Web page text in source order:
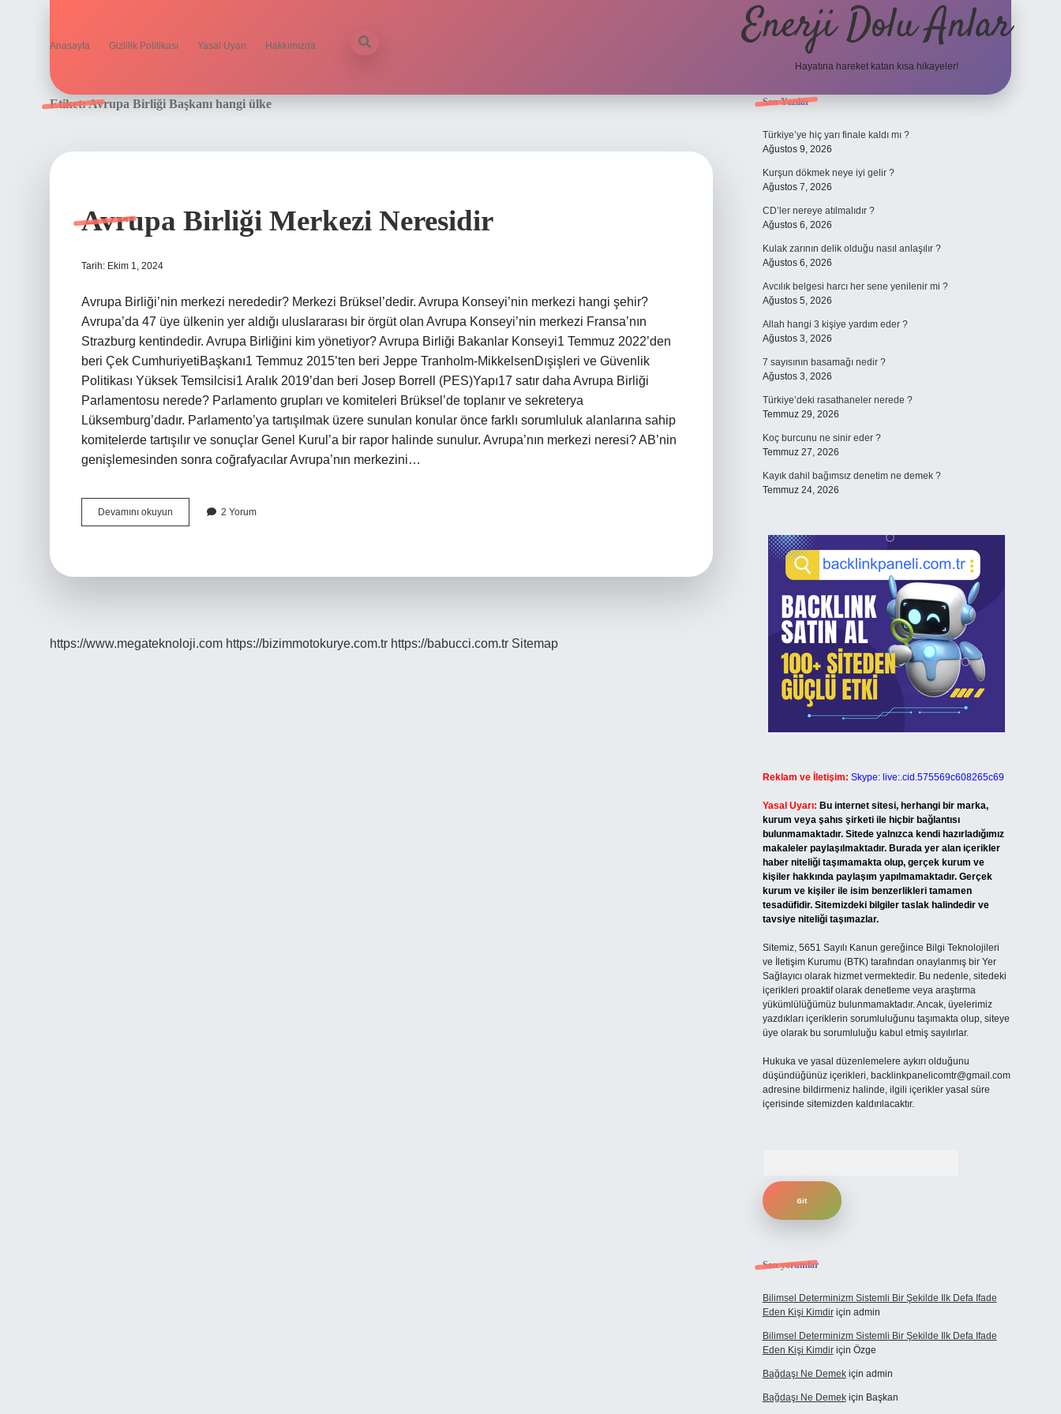
Anasayfa Gizlilik Politikası Yasal Uyarı Hakkımızda Enerji Dolu Anlar
Hayatına hareket katan kısa hikayeler!
Etiket:Avrupa Birliği Başkanı hangi ülke
Avrupa Birliği Merkezi Neresidir
Tarih: Ekim 1, 2024
Avrupa Birliği’nin merkezi nerededir? Merkezi Brüksel’dedir. Avrupa Konseyi’nin merkezi hangi şehir?
Avrupa’da 47 üye ülkenin yer aldığı uluslararası bir örgüt olan Avrupa Konseyi’nin merkezi Fransa’nın
Strazburg kentindedir. Avrupa Birliğini kim yönetiyor? Avrupa Birliği Bakanlar Konseyi1 Temmuz 2022’den
beri Çek CumhuriyetiBaşkanı1 Temmuz 2015’ten beri Jeppe Tranholm-MikkelsenDışişleri ve Güvenlik
Politikası Yüksek Temsilcisi1 Aralık 2019’dan beri Josep Borrell (PES)Yapı17 satır daha Avrupa Birliği
Parlamentosu nerede? Parlamento grupları ve komiteleri Brüksel’de toplanır ve sekreterya
Lüksemburg’dadır. Parlamento’ya tartışılmak üzere sunulan konular önce farklı sorumluluk alanlarına sahip
komitelerde tartışılır ve sonuçlar Genel Kurul’a bir rapor halinde sunulur. Avrupa’nın merkezi neresi? AB’nin
genişlemesinden sonra coğrafyacılar Avrupa’nın merkezini…
Devamını okuyun
Birliği
2 Yorum
https://www.megateknoloji.com https://bizimmotokurye.com.tr https://babucci.com.tr Sitemap
Sidebar
Son Yazılar
Türkiye’ye hiç yarı finale kaldı mı ?
Ağustos 9, 2026
Kurşun dökmek neye iyi gelir ?
Ağustos 7, 2026
CD’ler nereye atılmalıdır ?
Ağustos 6, 2026
Kulak zarının delik olduğu nasıl anlaşılır ?
Ağustos 6, 2026
Avcılık belgesi harcı her sene yenilenir mi ?
Ağustos 5, 2026
Allah hangi 3 kişiye yardım eder ?
Ağustos 3, 2026
7 sayısının basamağı nedir ?
Ağustos 3, 2026
Türkiye’deki rasathaneler nerede ?
Temmuz 29, 2026
Koç burcunu ne sinir eder ?
Temmuz 27, 2026
Kayık dahil bağımsız denetim ne demek ?
Temmuz 24, 2026
Reklam ve İletişim: Skype: live:.cid.575569c608265c69
Yasal Uyarı: Bu internet sitesi, herhangi bir marka,
kurum veya şahıs şirketi ile hiçbir bağlantısı
bulunmamaktadır. Sitede yalnızca kendi hazırladığımız
makaleler paylaşılmaktadır. Burada yer alan içerikler
haber niteliği taşımamakta olup, gerçek kurum ve
kişiler hakkında paylaşım yapılmamaktadır. Gerçek
kurum ve kişiler ile isim benzerlikleri tamamen
tesadüfidir. Sitemizdeki bilgiler taslak halindedir ve
tavsiye niteliği taşımazlar.
Sitemiz, 5651 Sayılı Kanun gereğince Bilgi Teknolojileri
ve İletişim Kurumu (BTK) tarafından onaylanmış bir Yer
Sağlayıcı olarak hizmet vermektedir. Bu nedenle, sitedeki
içerikleri proaktif olarak denetleme veya araştırma
yükümlülüğümüz bulunmamaktadır. Ancak, üyelerimiz
yazdıkları içeriklerin sorumluluğunu taşımakta olup, siteye
üye olarak bu sorumluluğu kabul etmiş sayılırlar.
Hukuka ve yasal düzenlemelere aykırı olduğunu
düşündüğünüz içerikleri, backlinkpanelicomtr@gmail.com
adresine bildirmeniz halinde, ilgili içerikler yasal süre
içerisinde sitemizden kaldırılacaktır.
Son yorumlar
Bilimsel Determinizm Sistemli Bir Şekilde Ilk Defa Ifade
Eden Kişi Kimdiriçin admin
Bilimsel Determinizm Sistemli Bir Şekilde Ilk Defa Ifade
Eden Kişi Kimdiriçin Özge
Bağdaşı Ne Demekiçin admin
Bağdaşı Ne Demekiçin Başkan